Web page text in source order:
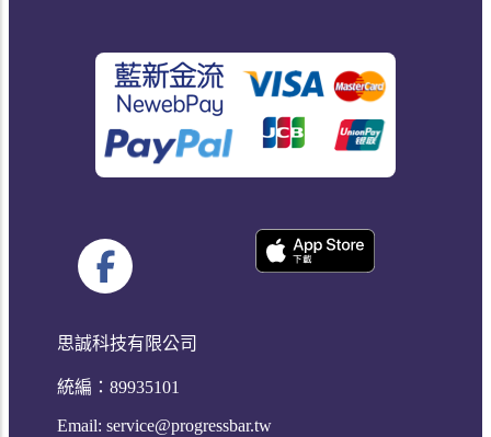
思誠科技有限公司
統編：89935101
Email: service@progressbar.tw